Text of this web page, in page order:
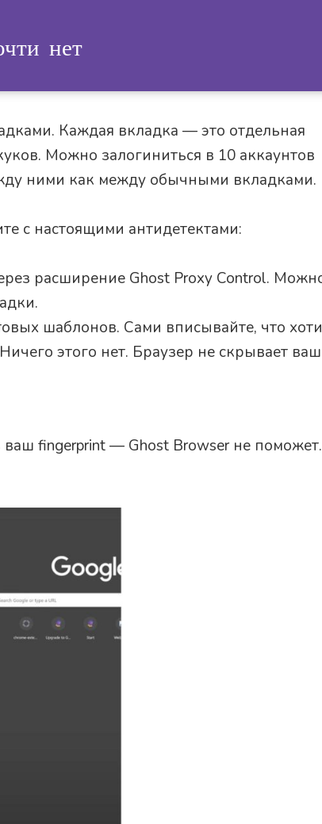
нет
Каждая вкладка — это отдельная
Можно залогиниться в 10 аккаунтов
ними как между обычными вкладками.
с настоящими антидетектами:
расширение Ghost Proxy Control.
шаблонов. Сами вписывайте, что
этого нет. Браузер не скрывает ваш
fingerprint — Ghost Browser не